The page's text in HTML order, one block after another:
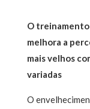
O
melhora a
mais velhos
variadas
O